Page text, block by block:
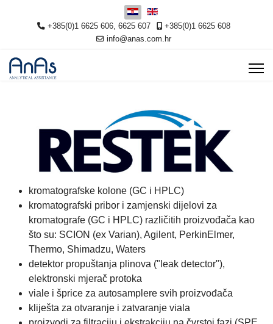
Odaberite svoj jezik
+385(0)1 6625 606, 6625 607
+385(0)1 6625 608
info@anas.com.hr
kromatografske kolone (GC i HPLC)
kromatografski pribor i zamjenski dijelovi za
kromatografe (GC i HPLC) različitih proizvođača kao
što su: SCION (ex Varian), Agilent, PerkinElmer,
Thermo, Shimadzu, Waters
detektor propuštanja plinova ("leak detector"),
elektronski mjerač protoka
viale i šprice za autosamplere svih proizvođača
kliješta za otvaranje i zatvaranje viala